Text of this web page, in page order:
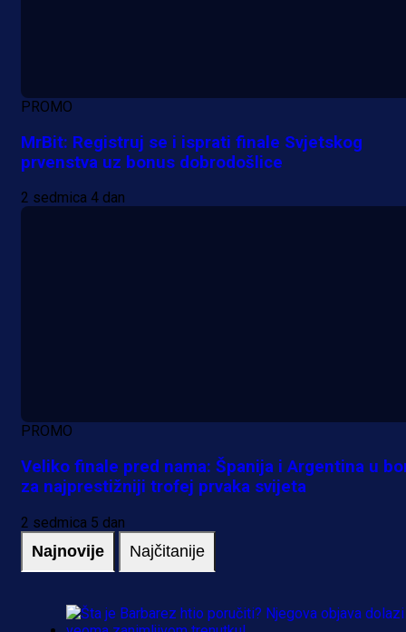
PROMO
MrBit: Registruj se i isprati finale Svjetskog
prvenstva uz bonus dobrodošlice
2 sedmica 4 dan
PROMO
Veliko finale pred nama: Španija i Argentina u
za najprestižniji trofej prvaka svijeta
2 sedmica 5 dan
Najnovije Najčitanije